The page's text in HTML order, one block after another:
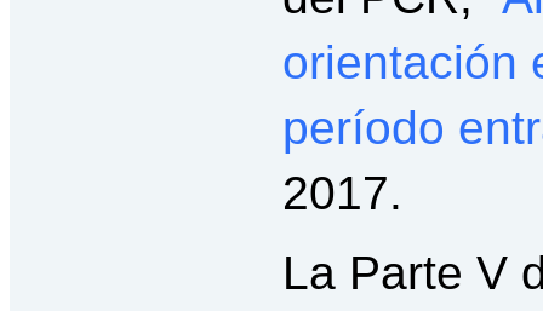
orientación
período
2017.
La Parte V